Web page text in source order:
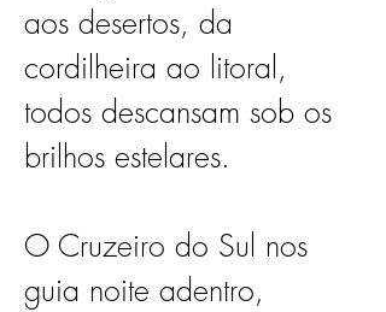
aos desertos, da
cordilheira ao litoral,
todos descansam sob os
brilhos estelares.
O Cruzeiro do Sul nos
guia noite adentro,